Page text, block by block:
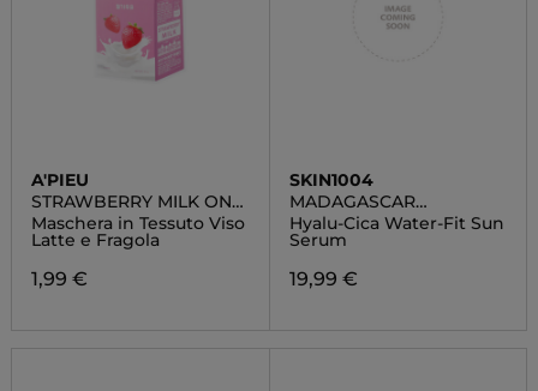
A'PIEU
STRAWBERRY MILK ONE-
PACK
Maschera in Tessuto Viso
Latte e Fragola
1,99 €
SKIN1004
MADAGASCAR
CENTELLA
Hyalu-Cica Water-Fit Sun
Serum
19,99 €